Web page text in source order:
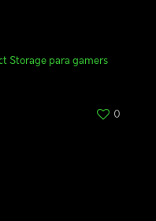
Storage para gamers
0